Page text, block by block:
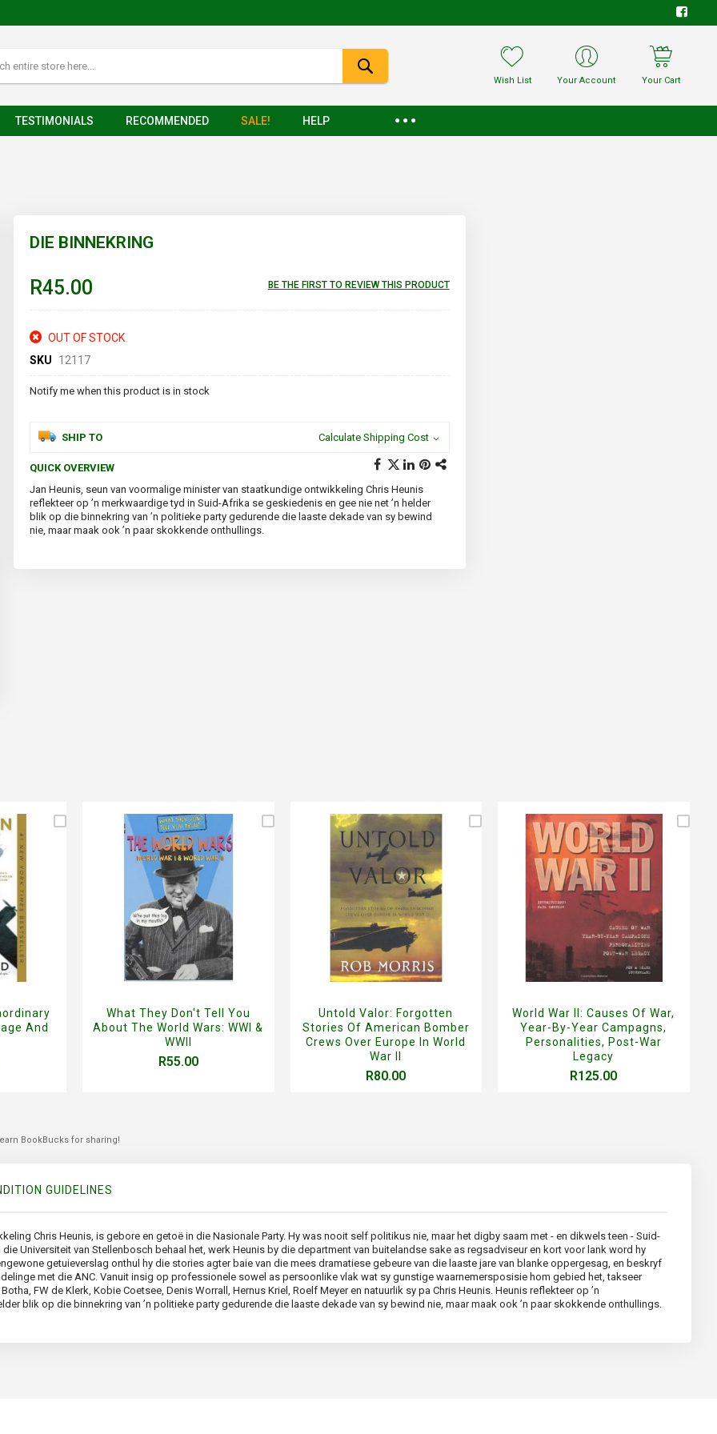
Wish List Your Account Your Cart
TESTIMONIALS RECOMMENDED SALE! HELP
DIE BINNEKRING
R45.00 BE THE FIRST TO REVIEW THIS PRODUCT
OUT OF STOCK
SKU
12117
Notify me when this product is in stock
SHIP TO Calculate Shipping Cost
QUICK OVERVIEW
Jan Heunis, seun van voormalige minister van staatkundige ontwikkeling Chris Heunis
reflekteer op ’n merkwaardige tyd in Suid-Afrika se geskiedenis en gee nie net ’n helder
blik op die binnekring van ’n politieke party gedurende die laaste dekade van sy bewind
nie, maar maak ook ’n paar skokkende onthullings.
And
What They Don't Tell You
About The World Wars: WWI &
WWII
R55.00
Untold Valor: Forgotten
Stories Of American Bomber
Crews Over Europe In World
War II
R80.00
World War II: Causes Of War,
Year-By-Year Campagns,
Personalities, Post-War
Legacy
R125.00
BookBucks for sharing!
GUIDELINES
Chris Heunis, is gebore en getoë in die Nasionale Party. Hy was nooit self politikus nie, maar het digby saam met - en dikwels teen - Suid-
Universiteit van Stellenbosch behaal het, werk Heunis by die department van buitelandse sake as regsadviseur en kort voor lank word hy
getuieverslag onthul hy die stories agter baie van die mees dramatiese gebeure van die laaste jare van blanke oppergesag, en beskryf
met die ANC. Vanuit insig op professionele sowel as persoonlike vlak wat sy gunstige waarnemersposisie hom gebied het, takseer
FW de Klerk, Kobie Coetsee, Denis Worrall, Hernus Kriel, Roelf Meyer en natuurlik sy pa Chris Heunis. Heunis reflekteer op ’n
blik op die binnekring van ’n politieke party gedurende die laaste dekade van sy bewind nie, maar maak ook ’n paar skokkende onthullings.